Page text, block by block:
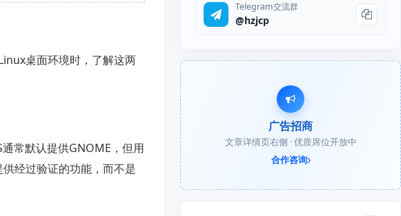
桌面环境时，了解这两
常默认提供GNOME，但用
经过验证的功能，而不是
Telegram交流群
@hzjcp
广告招商
文章详情页右侧 · 优质席位开放中
合作咨询